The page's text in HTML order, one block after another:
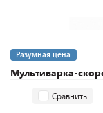
Мультиварка-
Разумная цена
Сравнить